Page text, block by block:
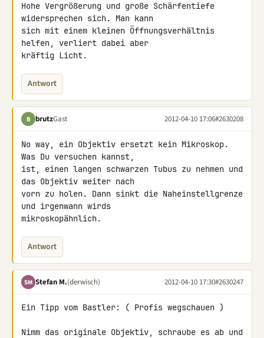
Hohe Vergrößerung und große Schärfentiefe
widersprechen sich. Man kann
sich mit einem kleinen Öffnungsverhältnis
helfen, verliert dabei aber
kräftig Licht.
Antwort
B brutzGast 2012-04-10 17:06#2630208
No way, ein Objektiv ersetzt kein Mikroskop.
Was Du versuchen kannst,
ist, einen langen schwarzen Tubus zu nehmen und
das Objektiv weiter nach
vorn zu holen. Dann sinkt die Naheinstellgrenze
und irgenwann wirds
mikroskopähnlich.
Antwort
SM Stefan M.(derwisch) 2012-04-10 17:30#2630247
Ein Tipp vom Bastler: ( Profis wegschauen )
Nimm das originale Objektiv, schraube es ab und